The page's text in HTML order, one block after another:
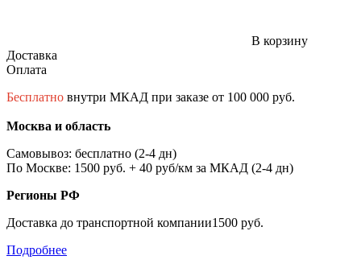
В корзину
Доставка
Оплата
Бесплатно внутри МКАД при заказе от 100 000 руб.
Москва и область
Самовывоз: бесплатно (2-4 дн)
По Москве: 1500 руб. + 40 руб/км за МКАД (2-4 дн)
Регионы РФ
Доставка до транспортной компании1500 руб.
Подробнее